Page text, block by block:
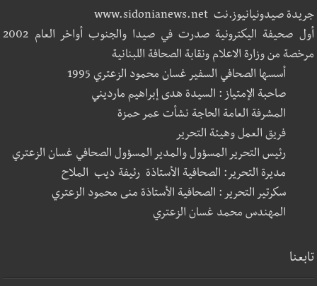
جريدة صيدونيانيوز.نت www.sidonianews.net
أول صحيفة اليكترونية صدرت في صيدا والجنوب أواخر العام 2002
مرخصة من وزارة الاعلام ونقابة الصحافة اللبنانية
أسسها الصحافي السفير غسان محمود الزعتري 1995
صاحبة الإمتياز : السيدة هدى إبراهيم مارديني
المشرفة العامة الحاجة نشأت عمر حمزة
فريق العمل وهيئة التحرير
رئيس التحرير المسؤول والمدير المسؤول الصحافي غسان الزعتري
مديرة التحرير: الصحافية الأستاذة رئيفة ديب الملاح
سكرتير التحرير : الصحافية الأستاذة منى محمود الزعتري
المهندس محمد غسان الزعتري
تابعنا